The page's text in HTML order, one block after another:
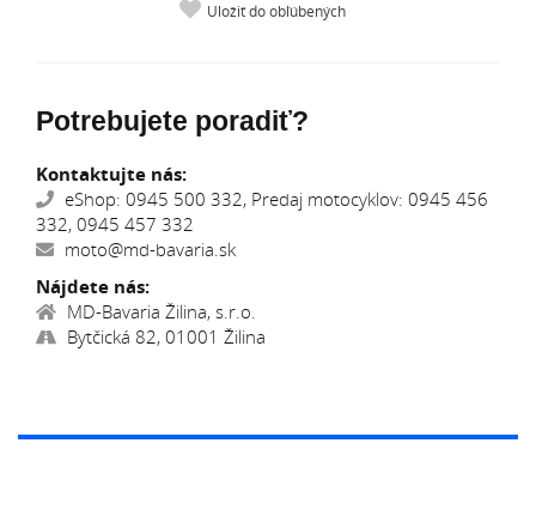
Uložiť do obľúbených
Potrebujete poradiť?
Kontaktujte nás:
eShop: 0945 500 332, Predaj motocyklov: 0945 456
332, 0945 457 332
moto@md-bavaria.sk
Nájdete nás:
MD-Bavaria Žilina, s.r.o.
Bytčická 82, 01001 Žilina